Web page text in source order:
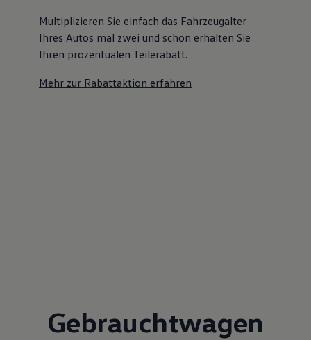
Multiplizieren Sie einfach das Fahrzeugalter
Ihres Autos mal zwei und schon erhalten Sie
Ihren prozentualen Teilerabatt.
Mehr zur Rabattaktion erfahren
Gebrauchtwagen